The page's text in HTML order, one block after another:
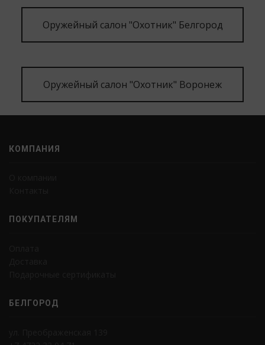
Оружейный салон "Охотник" Белгород
Оружейный салон "Охотник" Воронеж
КОМПАНИЯ
ПОКУПАТЕЛЯМ
БЕЛГОРОД